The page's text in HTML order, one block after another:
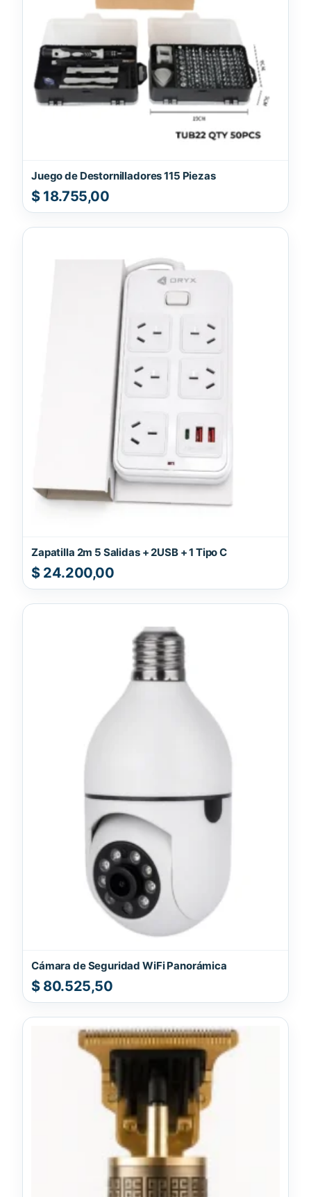
Juego de Destornilladores 115 Piezas
$18.755,00
Zapatilla 2m 5 Salidas + 2USB + 1 Tipo C
$24.200,00
Cámara de Seguridad WiFi Panorámica
$80.525,50